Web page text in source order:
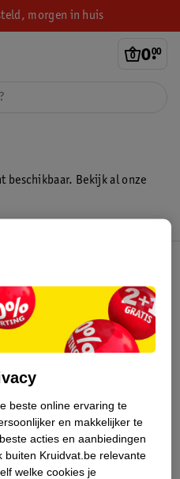
morgen in huis
0.
00
beschikbaar. Bekijk al onze
beste online ervaring te
en makkelijker te
acties en aanbiedingen
buiten Kruidvat.be relevante
welke cookies je